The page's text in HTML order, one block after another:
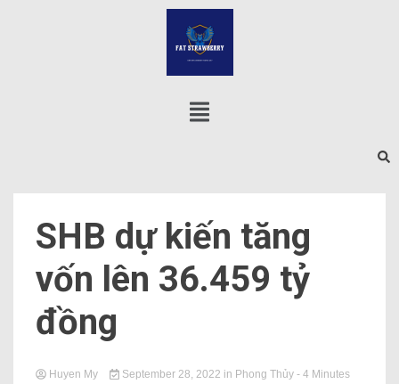
SHB dự kiến ​​tăng
vốn lên 36.459 tỷ
đồng
Huyen My September 28, 2022 in Phong Thủy - 4 Minutes